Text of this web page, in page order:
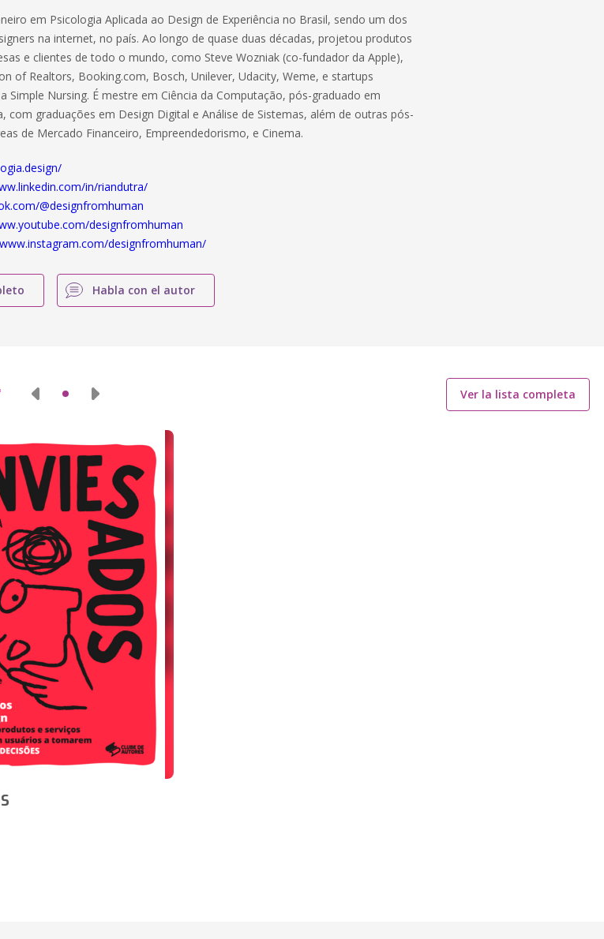
em Psicologia Aplicada ao Design de Experiência no Brasil, sendo um dos
na internet, no país. Ao longo de quase duas décadas, projetou produtos
e clientes de todo o mundo, como Steve Wozniak (co-fundador da Apple),
of Realtors, Booking.com, Bosch, Unilever, Udacity, Weme, e startups
Simple Nursing. É mestre em Ciência da Computação, pós-graduado em
com graduações em Design Digital e Análise de Sistemas, além de outras pós-
de Mercado Financeiro, Empreendedorismo, e Cinema.
in/riandutra/
@designfromhuman
designfromhuman
designfromhuman/
Habla con el autor
Ver la lista completa